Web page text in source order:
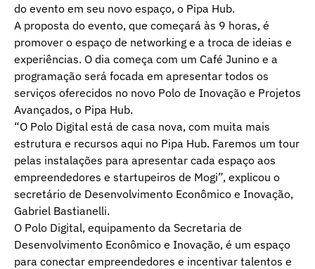
do evento em seu novo espaço, o Pipa Hub.
A proposta do evento, que começará às 9 horas, é
promover o espaço de networking e a troca de ideias e
experiências. O dia começa com um Café Junino e a
programação será focada em apresentar todos os
serviços oferecidos no novo Polo de Inovação e Projetos
Avançados, o Pipa Hub.
“O Polo Digital está de casa nova, com muita mais
estrutura e recursos aqui no Pipa Hub. Faremos um tour
pelas instalações para apresentar cada espaço aos
empreendedores e startupeiros de Mogi”, explicou o
secretário de Desenvolvimento Econômico e Inovação,
Gabriel Bastianelli.
O Polo Digital, equipamento da Secretaria de
Desenvolvimento Econômico e Inovação, é um espaço
para conectar empreendedores e incentivar talentos e